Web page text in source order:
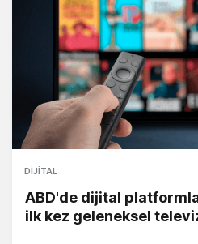
DIJITAL
ABD'de dijital
ilk kez geleneksel